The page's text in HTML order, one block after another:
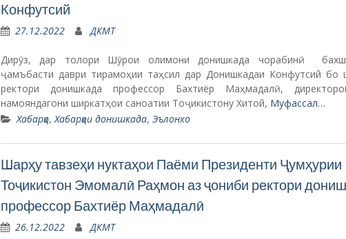
Конфутсий
27.12.2022 ДКМТ
Дирӯз, дар толори Шӯрои олимони донишкада чорабинӣ
ҷамъбасти даври тирамоҳии таҳсил дар Донишкадаи Конфутсий бо
ректори донишкада профессор Бахтиёр Маҳмадалӣ,
намояндагони ширкатҳои саноатии Тоҷикистону Хитой, Муфассал…
Хабарҳо, Хабарҳои донишкада, Эълонхо
Шарҳу тавзеҳи нуктаҳои Паёми Президенти Ҷумҳурии
Тоҷикистон Эмомалӣ Раҳмон аз ҷониби ректори
профессор Бахтиёр Маҳмадалӣ
26.12.2022 ДКМТ